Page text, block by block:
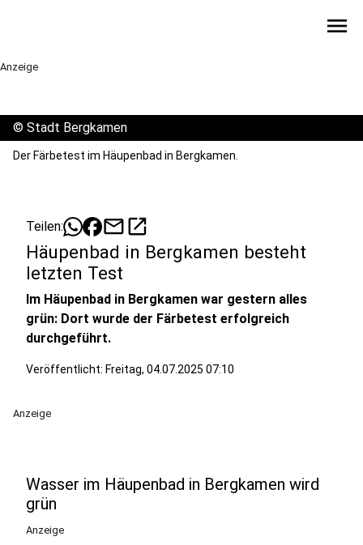
menu
Anzeige
© Stadt Bergkamen
Der Färbetest im Häupenbad in Bergkamen.
Teilen: mailopen_in_new
Häupenbad in Bergkamen besteht
letzten Test
Im Häupenbad in Bergkamen war gestern alles
grün: Dort wurde der Färbetest erfolgreich
durchgeführt.
Veröffentlicht: Freitag, 04.07.2025 07:10
Anzeige
Wasser im Häupenbad in Bergkamen wird
grün
Anzeige